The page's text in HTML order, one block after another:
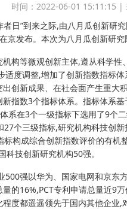
时间：2022-06-01 15:11:15 |
日”到来之际,由八月瓜创新研
京发布。本次为八月瓜创新研究
机构等微观创新主体,遵从科学
适度调整,增加了创新指数指标
创新成果、在社会面产生重大
指数3个指标体系。指标体系基
系在3个一级指标下选用了9个
个三级指标,研究机构科技创
构成综合创新指数评价的有
技创新研究机构50强。
500强以华为、国家电网和京
的16%,PCT专利申请总量近9
度都遥遥领先于国内其他企业